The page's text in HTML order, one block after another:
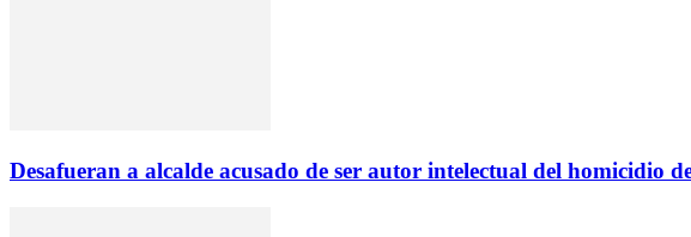
Desafueran a alcalde acusado de ser autor intelectual del homicidio